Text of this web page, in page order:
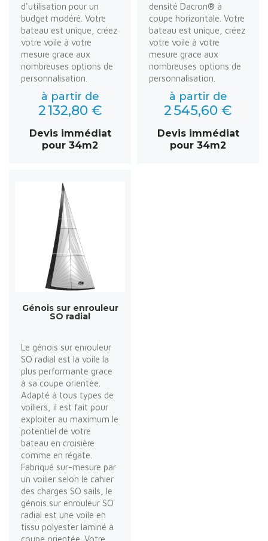
d'utilisation pour un
budget modéré. Votre
bateau est unique, créez
votre voile à votre
mesure grace aux
nombreuses options de
personnalisation.
à partir de
2 132,80 €
Devis immédiat
pour 34m2
densité Dacron® à
coupe horizontale. Votre
bateau est unique, créez
votre voile à votre
mesure grace aux
nombreuses options de
personnalisation.
à partir de
2 545,60 €
Devis immédiat
pour 34m2
Génois sur enrouleur
SO radial
Le génois sur enrouleur
SO radial est la voile la
plus performante grace
à sa coupe orientée.
Adapté à tous types de
voiliers, il est fait pour
exploiter au maximum le
potentiel de votre
bateau en croisière
comme en régate.
Fabriqué sur-mesure par
un voilier selon le cahier
des charges SO sails, le
génois sur enrouleur SO
radial est une voile en
tissu polyester laminé à
coupe orientée. Votre